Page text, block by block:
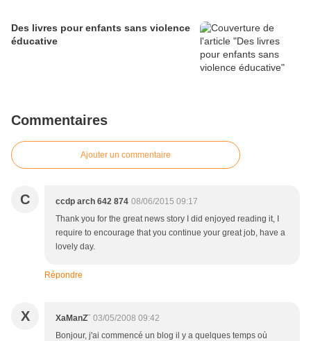
Des livres pour enfants sans violence
éducative
Commentaires
Ajouter un commentaire
C ccdp arch 642 874 08/06/2015 09:17
Thank you for the great news story I did enjoyed reading it, I
require to encourage that you continue your great job, have a
lovely day.
Répondre
X XaManZ¨ 03/05/2008 09:42
Bonjour, j'ai commencé un blog il y a quelques temps où